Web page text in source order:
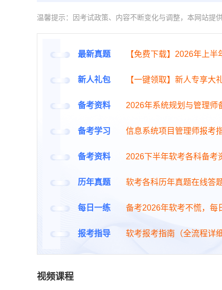
温馨提示：因考试政策、内容不断变化与调整，本网站提
最新真题 【免费下载】2026年上
新人礼包 【一键领取】新人专享大
备考资料 2026年系统规划与管理师
备考学习 信息系统项目管理师报考
备考资料 2026下半年软考各科备考
历年真题 软考各科历年真题在线答
每日一练 备考2026年软考不慌，每
报考指导 软考报考指南（全流程详
视频课程